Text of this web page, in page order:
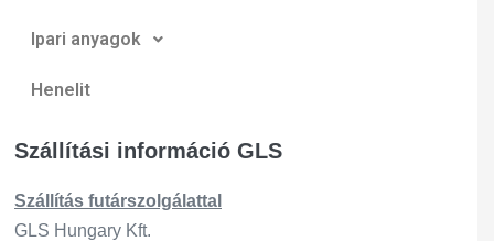
Ipari anyagok
Henelit
Szállítási információ GLS
Szállítás futárszo lgálattal
GLS Hungary Kft.